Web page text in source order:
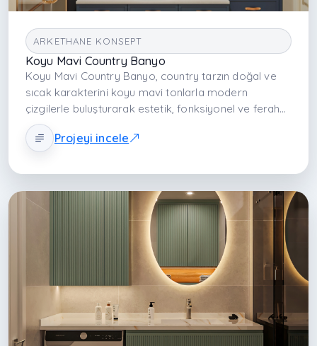
ARKETHANE KONSEPT
Koyu Mavi Country Banyo
Koyu Mavi Country Banyo, country tarzın doğal ve
sıcak karakterini koyu mavi tonlarla modern
çizgilerle buluşturarak estetik, fonksiyonel ve ferah
bir banyo deneyimi sunar. Derin renk paleti, doğal
doku ve dengeli aydınlatmayla mekân hem zarif
Projeyi incele